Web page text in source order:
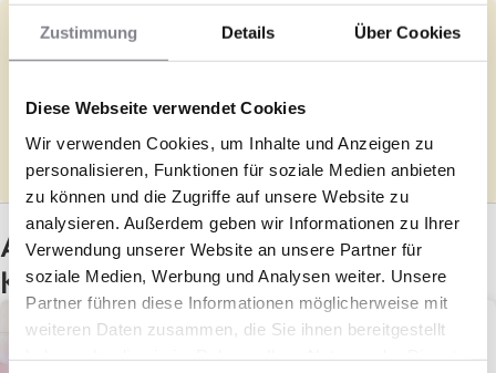
Zustimmung Details Über Cookies
Diese Webseite verwendet Cookies
Wir verwenden Cookies, um Inhalte und Anzeigen zu
personalisieren, Funktionen für soziale Medien anbieten
zu können und die Zugriffe auf unsere Website zu
analysieren. Außerdem geben wir Informationen zu Ihrer
Verwendung unserer Website an unsere Partner für
soziale Medien, Werbung und Analysen weiter. Unsere
Partner führen diese Informationen möglicherweise mit
weiteren Daten zusammen, die Sie ihnen bereitgestellt
Sie vertreten GreenLine Clean?
Ihre Informationen.
Ausfüllen
Andere Franchises mit denselben
Kriterien